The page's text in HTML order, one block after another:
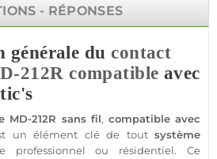
- RÉPONSES
générale ducontact
212R compatible avec
MD-212R sans fil, compatibleavec
un élément clé de tout système
professionnel ou résidentiel. Ce